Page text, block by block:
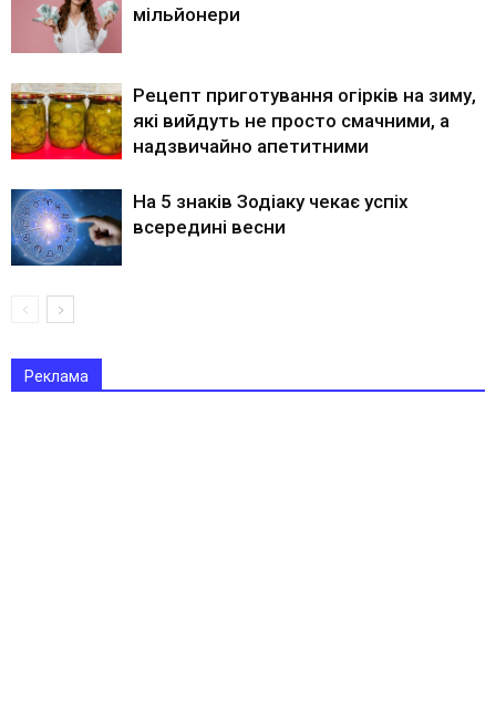
мільйонери
Рецепт приготування огірків на зиму,
які вийдуть не просто смачними, а
надзвичайно апетитними
На 5 знаків Зодіаку чекає успіх
всередині весни
Реклама